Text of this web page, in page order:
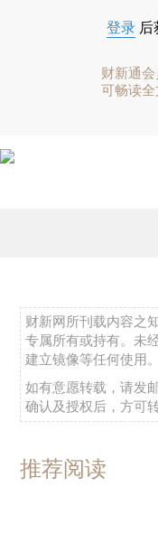
登录 后
财新通会
可畅读全
财新网所刊载内容之
专属所有或持有。未
建立镜像等任何使用。
如有意愿转载，请发
确认及授权后，方可转
推荐阅读